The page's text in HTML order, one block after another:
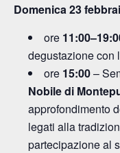
Domenica 23
ore
degustazione con
ore 15:00–
Nobile di
approfondimento
legati alla
partecipazione al